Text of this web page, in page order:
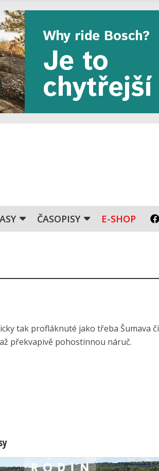
ČASOPISY E-SHOP
tak profláknuté jako třeba Šumava či
překvapivě pohostinnou náruč.